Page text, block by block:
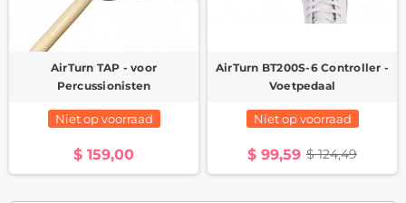
AirTurn TAP - voor
Percussionisten
Niet op voorraad
$ 159,00
AirTurn BT200S-6 Controller -
Voetpedaal
Niet op voorraad
$ 99,59 $ 124,49